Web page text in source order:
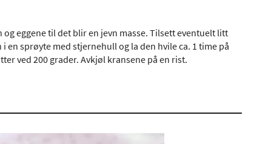
eggene til det blir en jevn masse. Tilsett eventuelt litt
en sprøyte med stjernehull og la den hvile ca. 1 time på
ved 200 grader. Avkjøl kransene på en rist.